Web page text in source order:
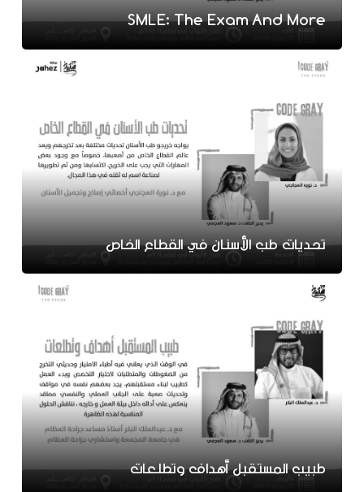
SMLE: The Exam And More
تحديات طب الأسنان في القطاع الخاص
طبيب المستقبل أهداف وتطلعات